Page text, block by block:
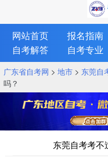
网站首页 报名指南
自考解答
自考专业
广东省自考网 > 地市> 东莞自
吗？
东莞自考考不